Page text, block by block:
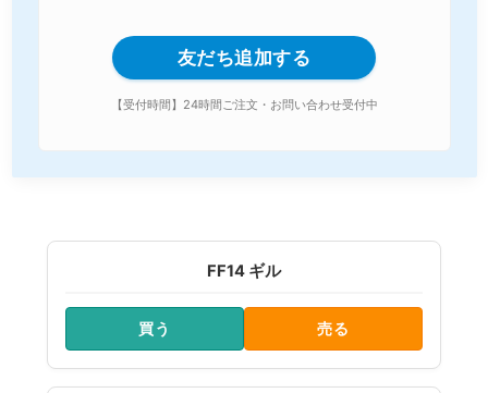
友だち追加する
【受付時間】24時間ご注文・お問い合わせ受付中
FF14 ギル
買う 売る